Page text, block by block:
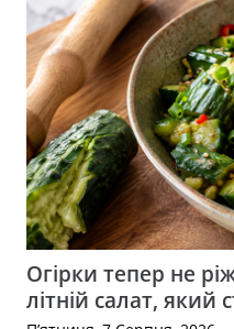
Огірки тепер не
літній салат, який